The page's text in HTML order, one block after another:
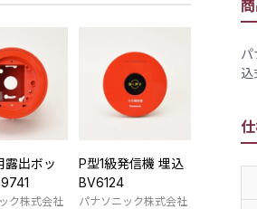
露出ボッ
ク株式会社
P型1級発信機 埋込
BV6124
パナソニック株式会社
パ
込